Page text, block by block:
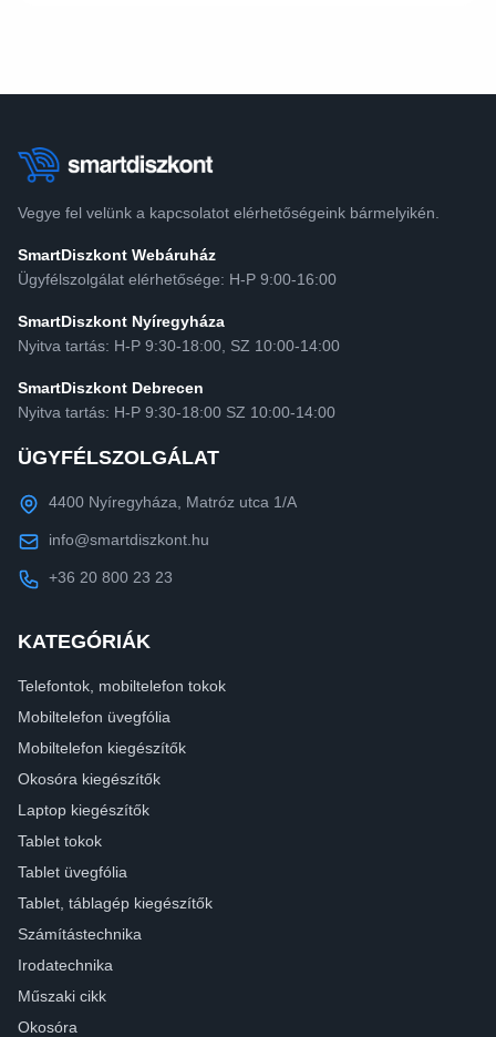
Vegye fel velünk a kapcsolatot elérhetőségeink bármelyikén.
SmartDiszkont Webáruház
Ügyfélszolgálat elérhetősége: H-P 9:00-16:00
SmartDiszkont Nyíregyháza
Nyitva tartás: H-P 9:30-18:00, SZ 10:00-14:00
SmartDiszkont Debrecen
Nyitva tartás: H-P 9:30-18:00 SZ 10:00-14:00
ÜGYFÉLSZOLGÁLAT
4400 Nyíregyháza, Matróz utca 1/A
info@smartdiszkont.hu
+36 20 800 23 23
KATEGÓRIÁK
Telefontok, mobiltelefon tokok
Mobiltelefon üvegfólia
Mobiltelefon kiegészítők
Okosóra kiegészítők
Laptop kiegészítők
Tablet tokok
Tablet üvegfólia
Tablet, táblagép kiegészítők
Számítástechnika
Irodatechnika
Műszaki cikk
Okosóra